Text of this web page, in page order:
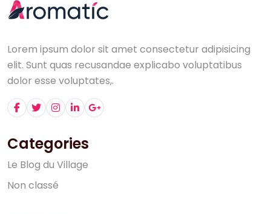
Lorem ipsum dolor sit amet consectetur adipisicing
elit. Sunt quas recusandae explicabo voluptatibus
dolor esse voluptates,.
Categories
Le Blog du Village
Non classé